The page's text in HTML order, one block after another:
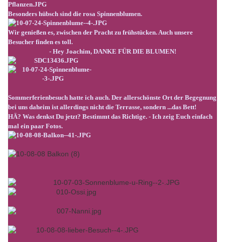
Besonders hübsch sind die rosa Spinnenblumen.
Wir genießen es, zwischen der Pracht zu frühstücken. Auch unsere
Besucher finden es toll.
- Hey Joachim, DANKE FÜR DIE BLUMEN!
Sommerferienbesuch hatte ich auch. Der allerschönste Ort der Begegnung
bei uns daheim ist allerdings nicht die Terrasse, sondern ...das Bett!
HÄ? Was denkst Du jetzt? Bestimmt das Richtige. - Ich zeig Euch einfach
mal ein paar Fotos.